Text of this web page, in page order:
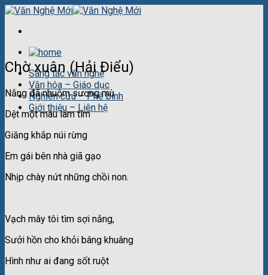
Skip
content
Sáng tác văn nghệ
Văn hóa – Giáo dục
Nghiên cứu – Phê bình
Giới thiệu – Liên hệ
Chờ xuân (Hải Điểu)
Nắng đã nhuộm sương mù
Dệt một màu lam tím
Giăng khắp núi rừng
Em gái bên nhà giã gạo
Nhịp chày nứt những chồi non.
Vạch mây tôi tìm sợi nắng,
Sưởi hồn cho khỏi bâng khuâng
Hình như ai đang sốt ruột